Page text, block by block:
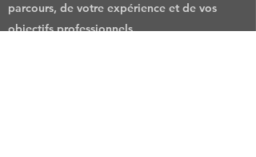
parcours, de votre expérience et de vos
objectifs professionnels.